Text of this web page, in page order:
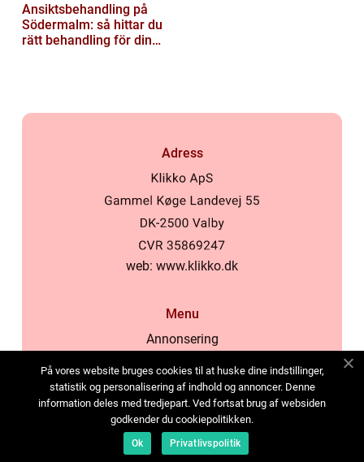
Ansiktsbehandling på
Södermalm: så hittar du
rätt behandling för din
Adress
web: www.klikko.dk
Menu
Annonsering
Cookies
Kontakta oss
Sitemap
På vores website bruges cookies til at huske dine indstillinger,
statistik og personalisering af indhold og annoncer. Denne
information deles med tredjepart. Ved fortsat brug af websiden
godkender du cookiepolitikken.
Ok Privatlivspolitik